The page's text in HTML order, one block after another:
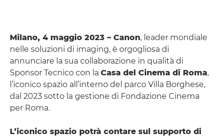
Milano, 4 maggio 2023 – Canon, leader mondiale
nelle soluzioni di imaging, è orgogliosa di
annunciare la sua collaborazione in qualità di
Sponsor Tecnico con la Casa del Cinema di Roma,
l’iconico spazio all’interno del parco Villa Borghese,
dal 2023 sotto la gestione di Fondazione Cinema
per Roma.
L’iconico spazio potrà contare sul supporto di